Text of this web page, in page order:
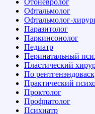
Отоневролог
Офтальмолог
Офтальмолог-
Паразитолог
Паркинсонолог
Педиатр
Перинатальный
Пластический
По
Практический
Проктолог
Профпатолог
Психиатр